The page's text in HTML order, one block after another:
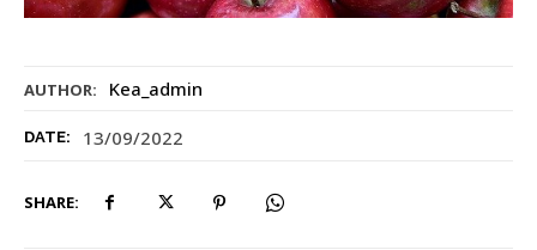
AUTHOR: Kea_admin
DATE: 13/09/2022
SHARE: